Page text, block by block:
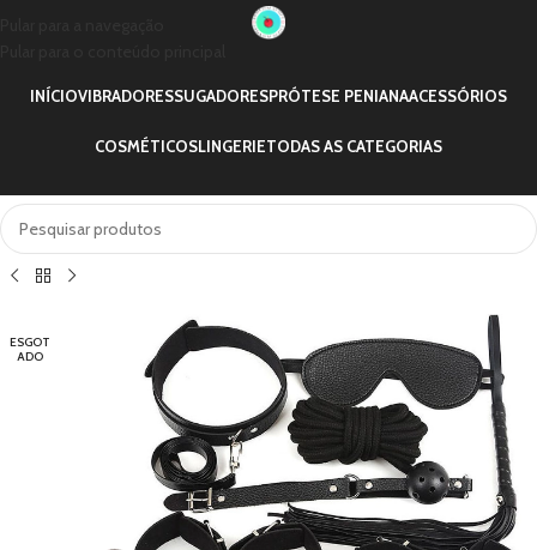
INÍCIOVIBRADORESSUGADORESPRÓTESE PENIANAACESSÓRIOS
COSMÉTICOSLINGERIETODAS AS CATEGORIAS
ESGOT
ADO